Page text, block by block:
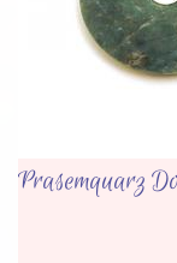
Prasemquarz